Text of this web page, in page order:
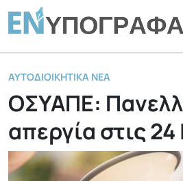
ΑΥΤΟΔΙΟΙΚΗΤΙΚΆ ΝΈΑ
ΟΣΥΑΠΕ:
απεργία στις 24